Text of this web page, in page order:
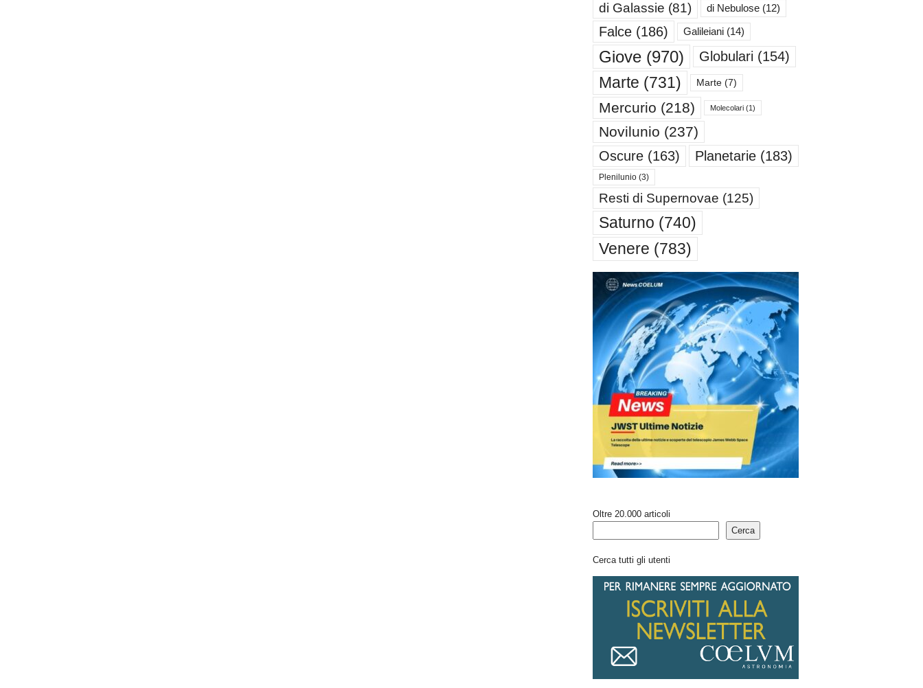
di Galassie (81) di Nebulose(12)
Falce(186) Galileiani(14)
Giove(970) Globulari (154)
Marte (731) Marte(7)
Mercurio (218) Molecolari(1)
Novilunio (237)
Oscure(163) Planetarie(183)
Plenilunio(3)
Resti di Supernovae (125)
Saturno (740)
Venere (783)
Oltre 20.000 articoli
Cerca
Cerca tutti gli utenti